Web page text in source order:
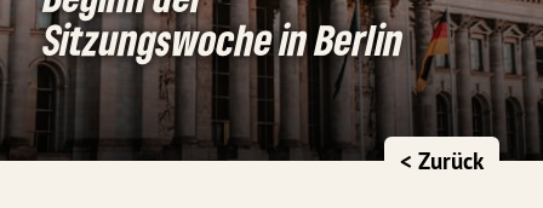
Sitzungswoche in Berlin
< Zurück